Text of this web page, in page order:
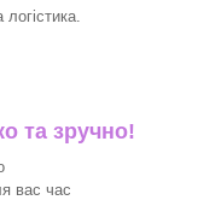
та зручно!
вас час